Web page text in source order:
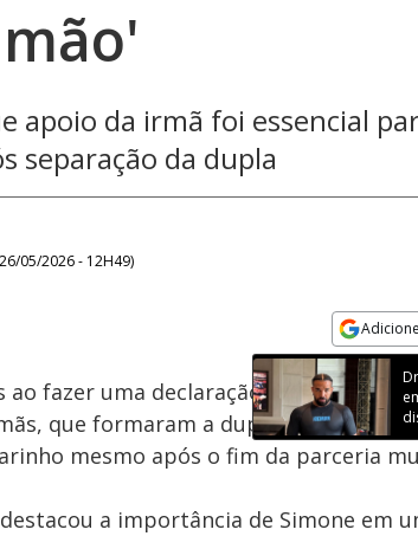
apoio da irmã foi essencial
separação da dupla
26/05/2026 - 12H49)
Opens in
Velocidade
fazer uma declaração especial para
que formaram a dupla Simone &
mesmo após o fim da parceria
a importância de Simone em